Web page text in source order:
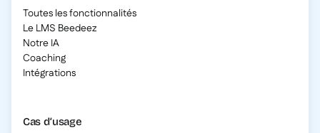
Toutes les fonctionnalités
Le LMS Beedeez
Notre IA
Coaching
Intégrations
Cas d’usage